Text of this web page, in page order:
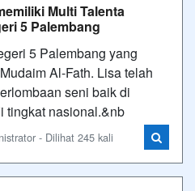
Multi Talenta
5 Palembang
5 Palembang yang
Al-Fath. Lisa telah
seni baik di
tingkat nasional.&nb
- Dilihat 245 kali